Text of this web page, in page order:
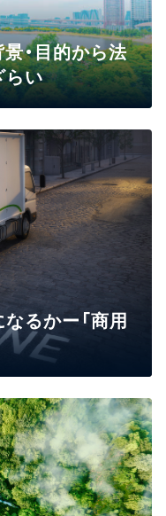
景・目的から法
らい
るかー「商用